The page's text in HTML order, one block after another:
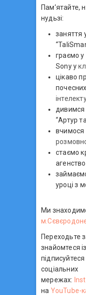
Пам’ятайте,
нудьзі:
заняття
граємо у
Sony у
цікаво
“Артур
вчимося
стаємо
уроці з
Ми
Переходьте
знайомтеся
соціальних
мережах:
на YouTube-